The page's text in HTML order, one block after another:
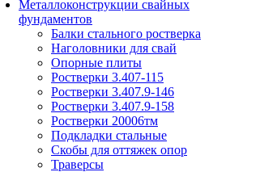
Металлоконструкции свайных
фундаментов
Балки стального ростверка
Наголовники для свай
Опорные плиты
Ростверки 3.407-115
Ростверки 3.407.9-146
Ростверки 3.407.9-158
Ростверки 20006тм
Подкладки стальные
Скобы для оттяжек опор
Траверсы